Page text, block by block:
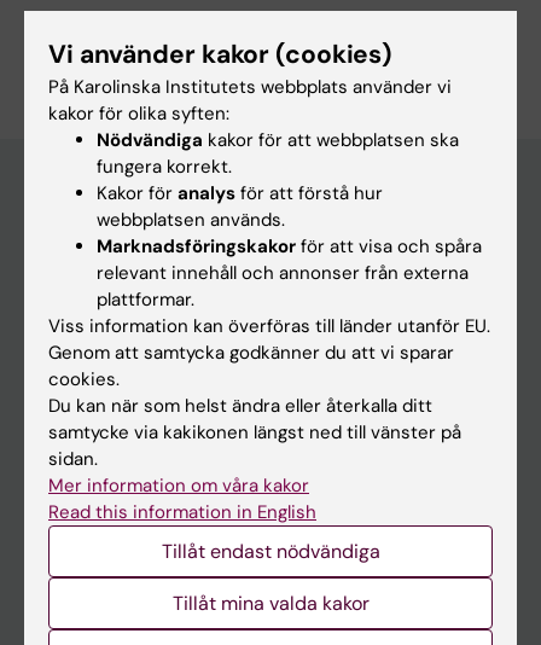
Huvudmeny
Utbildning
Forskarutbildning
Forskning
Om KI
På gång
Nyheter
Vi använder kakor (cookies)
På Karolinska Institutets webbplats använder vi
kakor för olika syften:
Nödvändiga kakor för att webbplatsen ska
fungera korrekt.
Kakor för analys för att förstå hur
webbplatsen används.
Marknadsföringskakor för att visa och spåra
relevant innehåll och annonser från externa
plattformar.
Viss information kan överföras till länder utanför EU.
Genom att samtycka godkänner du att vi sparar
cookies.
Du kan när som helst ändra eller återkalla ditt
samtycke via kakikonen längst ned till vänster på
sidan.
Mer information om våra kakor
Read this information in English
Tillåt endast nödvändiga
Tillåt mina valda kakor